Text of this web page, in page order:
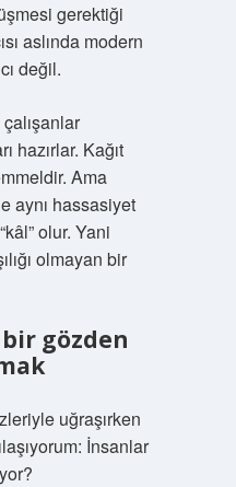
gerektiği
aslında modern
değil.
hazırlar. Kağıt
Ama
aynı hassasiyet
olur. Yani
olmayan bir
gözden
uğraşırken
İnsanlar